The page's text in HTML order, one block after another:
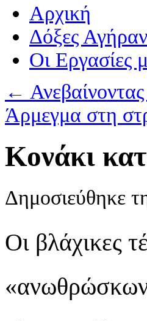
Αρχική
Δόξες
Οι Eργασίες
←
Άρμεγμα στη
Κονάκι
Δημοσιεύθηκε
Οι βλάχικες